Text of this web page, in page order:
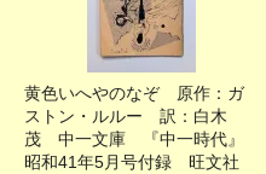
黄色いへやのなぞ 原作：ガ
ストン・ルルー 訳：白木
茂 中一文庫 『中一時代』
昭和41年5月号付録 旺文社